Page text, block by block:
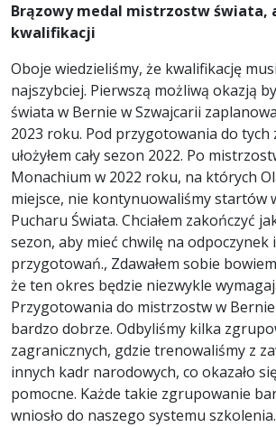
Brązowy medal mistrzostw świata,
kwalifikacji
Oboje wiedzieliśmy, że kwalifikację
najszybciej. Pierwszą możliwą okazją
świata w Bernie w Szwajcarii
2023 roku. Pod przygotowania do tych
ułożyłem cały sezon 2022. Po
Monachium w 2022 roku, na których
miejsce, nie kontynuowaliśmy startów
Pucharu Świata. Chciałem zakończyć
sezon, aby mieć chwilę na odpoczynek
przygotowań., Zdawałem sobie
że ten okres będzie niezwykle
Przygotowania do mistrzostw w
bardzo dobrze. Odbyliśmy kilka
zagranicznych, gdzie trenowaliśmy z
innych kadr narodowych, co okazało
pomocne. Każde takie zgrupowanie
wniosło do naszego systemu szkolenia.